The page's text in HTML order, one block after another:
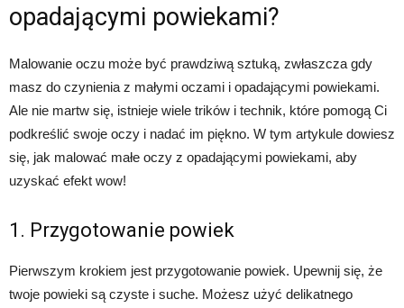
opadającymi powiekami?
Malowanie oczu może być prawdziwą sztuką, zwłaszcza gdy
masz do czynienia z małymi oczami i opadającymi powiekami.
Ale nie martw się, istnieje wiele trików i technik, które pomogą Ci
podkreślić swoje oczy i nadać im piękno. W tym artykule dowiesz
się, jak malować małe oczy z opadającymi powiekami, aby
uzyskać efekt wow!
1. Przygotowanie powiek
Pierwszym krokiem jest przygotowanie powiek. Upewnij się, że
twoje powieki są czyste i suche. Możesz użyć delikatnego